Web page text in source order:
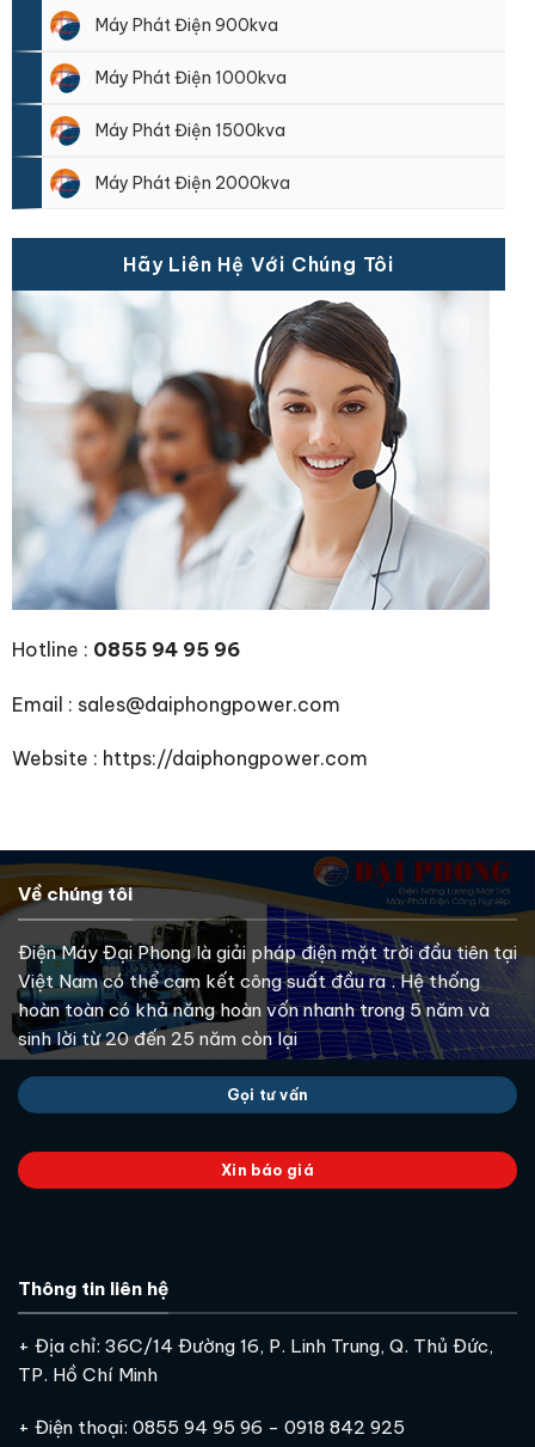
Máy Phát Điện 900kva
Máy Phát Điện 1000kva
Máy Phát Điện 1500kva
Máy Phát Điện 2000kva
Hãy Liên Hệ Với Chúng Tôi
Hotline : 0855 94 95 96
Email : sales@daiphongpower.com
Website : https://daiphongpower.com
Về chúng tôi
Điện Máy Đại Phong là giải pháp điện mặt trời đầu tiên tại
Việt Nam có thể cam kết công suất đầu ra . Hệ thống
hoàn toàn có khả năng hoàn vốn nhanh trong 5 năm và
sinh lời từ 20 đến 25 năm còn lại
Gọi tư vấn
Xin báo giá
Thông tin liên hệ
+ Địa chỉ: 36C/14 Đường 16, P. Linh Trung, Q. Thủ Đức,
TP. Hồ Chí Minh
+ Điện thoại: 0855 94 95 96 - 0918 842 925